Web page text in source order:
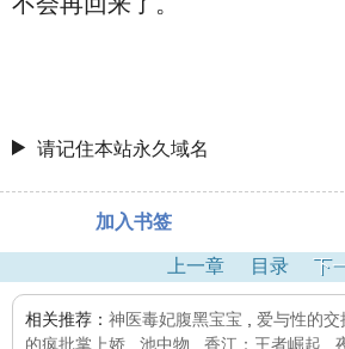
请记住本站永久域名
加入书签
上一章 目录 下
相关推荐： 神医毒妃腹黑宝宝 爱与性的交
的疯批掌上娇
池中物 香江：王者崛起